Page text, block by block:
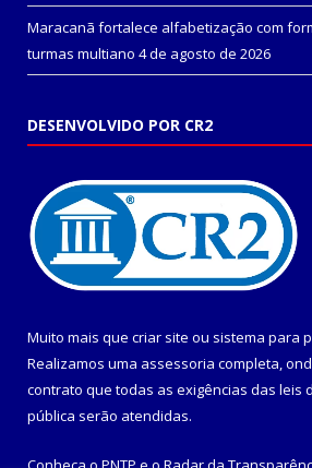
Maracanã fortalece alfabetização com
turmas multiano 4 de agosto de 2026
DESENVOLVIDO POR CR2
Muito mais que criar site ou sistema para
Realizamos uma assessoria completa,
contrato que todas as exigências das leis
pública serão atendidas.